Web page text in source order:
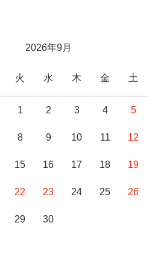
2026年9月
火 水 木 金 土
1 2 3 4 5
8 9 10 11 12
15 16 17 18 19
22 23 24 25 26
29 30